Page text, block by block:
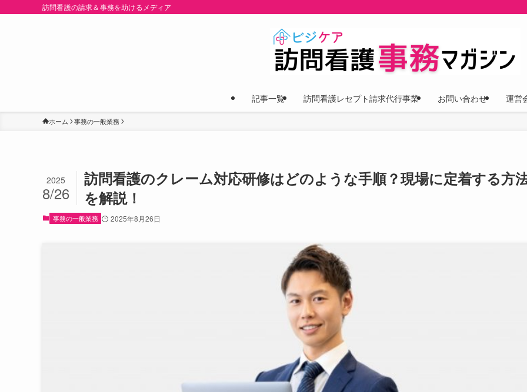
訪問看護の請求＆事務を助けるメディア
記事一覧 訪問看護レセプト請求代行事業 お問い合わせ 運営
ホーム 事務の一般業務
訪問看護のクレーム対応研修はどのような手順？現場に定着する方
を解説！
2025
8/26
事務の一般業務 2025年8月26日